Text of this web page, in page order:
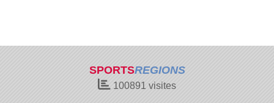
SPORTSREGIONS
100891 visites